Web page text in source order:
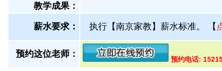
教学成果：
薪水要求： 执行【南京家教】薪水标准。 【
预约这位老师：
预约电话: